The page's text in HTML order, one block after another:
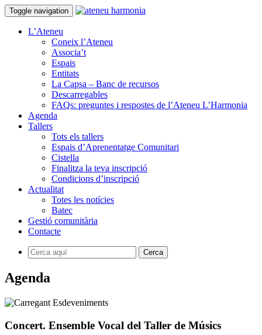
Toggle navigation
L’Ateneu
Coneix l’Ateneu
Associa’t
Espais
Entitats
La Capsa – Banc de recursos
Descarregables
FAQs: preguntes i respostes de l’Ateneu L’Harmonia
Agenda
Tallers
Tots els tallers
Espais d’Aprenentatge Comunitari
Cistella
Finalitza la teva inscripció
Condicions d’inscripció
Actualitat
Totes les notícies
Batec
Gestió comunitària
Contacte
Agenda
Concert. Ensemble Vocal del Taller de Músics